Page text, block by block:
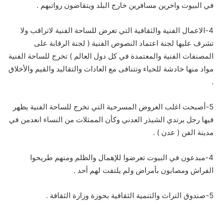
في البيوت واخرين مسافرين خارج البلد ويتقاضون رواتبهم .
4-الاعمال الفنية والثقافية التي تعرض للساحة الفنية لاتراقب ولا
تشرف عليها لجنة اعتماد النصوص الفنية ( لجنة الرقابة على
المصنفات الفنية والمعتمدة في كل دول العالم ) تخرج للساحة الفنية
مواد منها خادشة للحياء وتتنافى مع العادات والتقاليد والقيم والأخلاق
.
5-أصبحت اغلب العروض المسرحية التي تخرج للساحة الفنية يظهر
فيها رجل يرتدي الشيذر العدني وكأن الممثلات من النساء انعدمن في
مدينة الفن ( عدن ) .
4-مبدعون في البيوت تعرضوا للإهمال والظلم ومنهم طريحوا
الفراش ومصابون بأمراض ولم يلتفت لهم أحد .
5-صندوق التراث والتنمية الثقافية بحوزة وزارة الثقافة .